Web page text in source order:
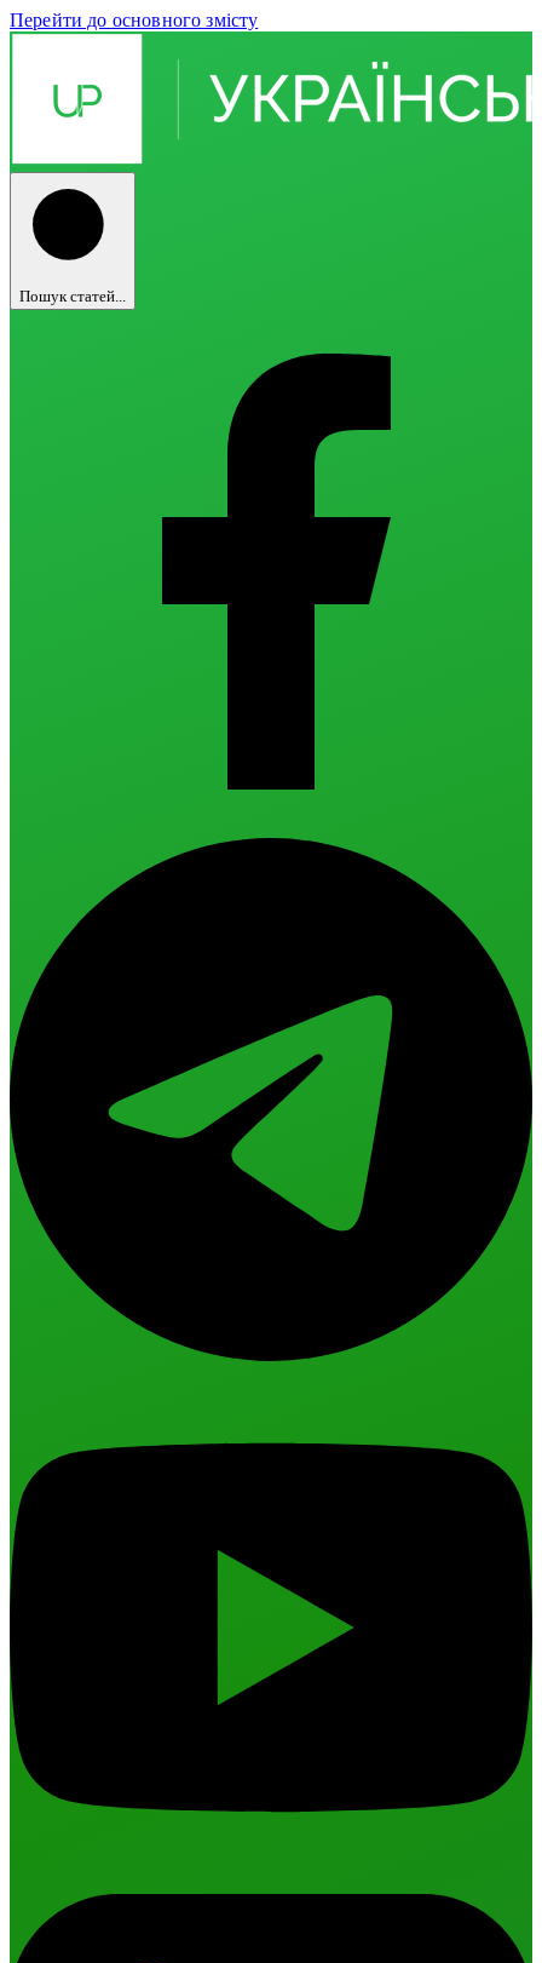
Перейти до основного змісту
Пошук статей...